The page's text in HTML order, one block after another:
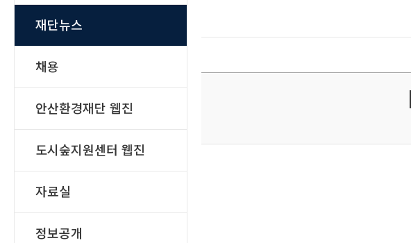
재단뉴스
채용
안산환경재단 웹진
도시숲지원센터 웹진
자료실
정보공개